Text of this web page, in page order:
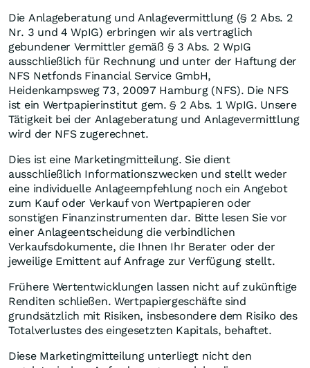
Die Anlageberatung und Anlagevermittlung (§ 2 Abs. 2
Nr. 3 und 4 WpIG) erbringen wir als vertraglich
gebundener Vermittler gemäß § 3 Abs. 2 WpIG
ausschließlich für Rechnung und unter der Haftung der
NFS Netfonds Financial Service GmbH,
Heidenkampsweg 73, 20097 Hamburg (NFS). Die NFS
ist ein Wertpapierinstitut gem. § 2 Abs. 1 WpIG. Unsere
Tätigkeit bei der Anlageberatung und Anlagevermittlung
wird der NFS zugerechnet.
Dies ist eine Marketingmitteilung. Sie dient
ausschließlich Informationszwecken und stellt weder
eine individuelle Anlageempfehlung noch ein Angebot
zum Kauf oder Verkauf von Wertpapieren oder
sonstigen Finanzinstrumenten dar. Bitte lesen Sie vor
einer Anlageentscheidung die verbindlichen
Verkaufsdokumente, die Ihnen Ihr Berater oder der
jeweilige Emittent auf Anfrage zur Verfügung stellt.
Frühere Wertentwicklungen lassen nicht auf zukünftige
Renditen schließen. Wertpapiergeschäfte sind
grundsätzlich mit Risiken, insbesondere dem Risiko des
Totalverlustes des eingesetzten Kapitals, behaftet.
Diese Marketingmitteilung unterliegt nicht den